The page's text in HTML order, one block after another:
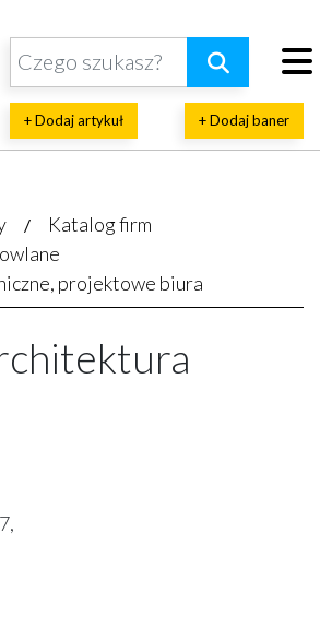
+ Dodaj artykuł + Dodaj baner
Katalog firm
projektowe biura